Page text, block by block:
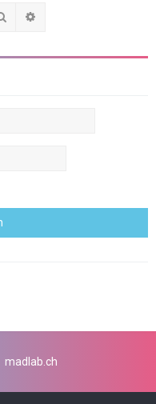
Suche
madlab.ch